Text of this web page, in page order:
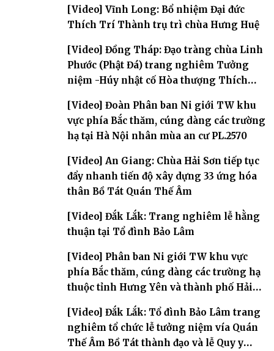
[Video] Vĩnh Long: Bổ nhiệm Đại đức
Thích Trí Thành trụ trì chùa Hưng Huệ
[Video] Đồng Tháp: Đạo tràng chùa Linh
Phước (Phật Đá) trang nghiêm Tưởng
niệm -Húy nhật cố Hòa thượng Thích
[Video] Đoàn Phân ban Ni giới TW khu
vực phía Bắc thăm, cúng dàng các trường
hạ tại Hà Nội nhân mùa an cư PL.2570
[Video] An Giang: Chùa Hải Sơn tiếp tục
đẩy nhanh tiến độ xây dựng 33 ứng hóa
thân Bồ Tát Quán Thế Âm
[Video] Đắk Lắk: Trang nghiêm lễ hằng
thuận tại Tổ đình Bảo Lâm
[Video] Phân ban Ni giới TW khu vực
phía Bắc thăm, cúng dàng các trường hạ
thuộc tỉnh Hưng Yên và thành phố Hải
[Video] Đắk Lắk: Tổ đình Bảo Lâm trang
nghiêm tổ chức lễ tưởng niệm vía Quán
Thế Âm Bồ Tát thành đạo và lễ Quy y